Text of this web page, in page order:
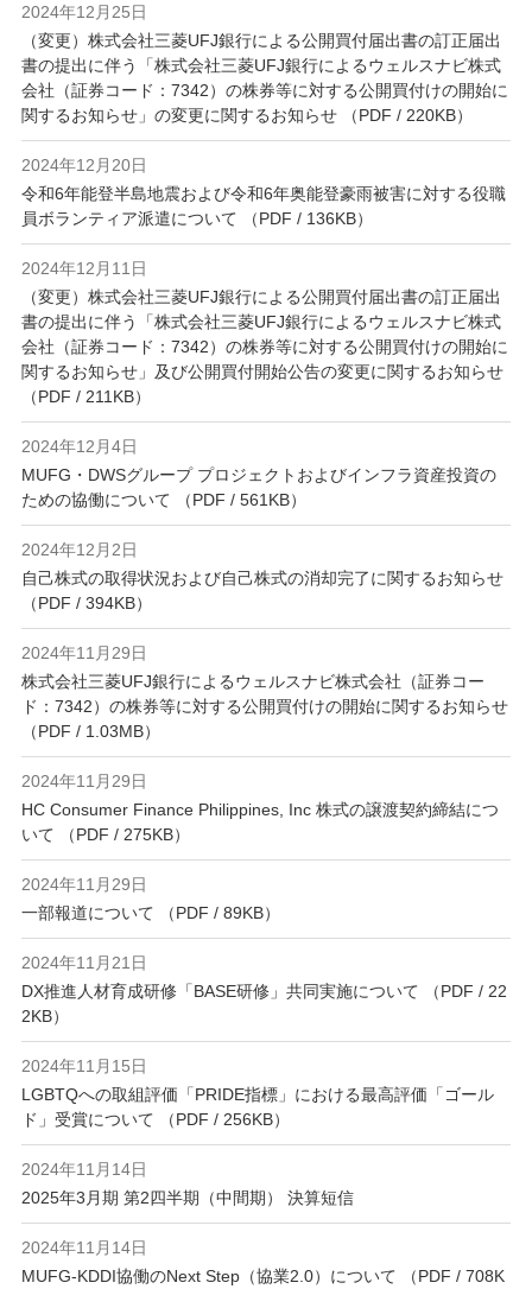
2024年12月25日
（変更）株式会社三菱UFJ銀行による公開買付届出書の訂正届出
書の提出に伴う「株式会社三菱UFJ銀行によるウェルスナビ株式
会社（証券コード：7342）の株券等に対する公開買付けの開始に
関するお知らせ」の変更に関するお知らせ （PDF / 220KB）
2024年12月20日
令和6年能登半島地震および令和6年奥能登豪雨被害に対する役職
員ボランティア派遣について （PDF / 136KB）
2024年12月11日
（変更）株式会社三菱UFJ銀行による公開買付届出書の訂正届出
書の提出に伴う「株式会社三菱UFJ銀行によるウェルスナビ株式
会社（証券コード：7342）の株券等に対する公開買付けの開始に
関するお知らせ」及び公開買付開始公告の変更に関するお知らせ
（PDF / 211KB）
2024年12月4日
MUFG・DWSグループ プロジェクトおよびインフラ資産投資の
ための協働について （PDF / 561KB）
2024年12月2日
自己株式の取得状況および自己株式の消却完了に関するお知らせ
（PDF / 394KB）
2024年11月29日
株式会社三菱UFJ銀行によるウェルスナビ株式会社（証券コー
ド：7342）の株券等に対する公開買付けの開始に関するお知らせ
（PDF / 1.03MB）
2024年11月29日
HC Consumer Finance Philippines, Inc 株式の譲渡契約締結につ
いて （PDF / 275KB）
2024年11月29日
一部報道について （PDF / 89KB）
2024年11月21日
DX推進人材育成研修「BASE研修」共同実施について （PDF / 22
2KB）
2024年11月15日
LGBTQへの取組評価「PRIDE指標」における最高評価「ゴール
ド」受賞について （PDF / 256KB）
2024年11月14日
2025年3月期 第2四半期（中間期） 決算短信
2024年11月14日
MUFG-KDDI協働のNext Step（協業2.0）について （PDF / 708K